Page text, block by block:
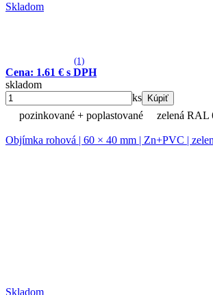
Skladom
(1)
Cena: 1.61 € s DPH
skladom
ks
Kúpiť
pozinkované + poplastované zelená RAL
Objímka rohová | 60 × 40 mm | Zn+PVC |
Skladom